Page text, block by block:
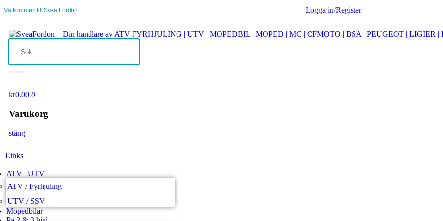
Välkommen till Svea Fordon Logga in/Register
kr0.00 0
Varukorg
stäng
Links
ATV | UTV
ATV / Fyrhjuling
UTV / SSV
Mopedbilar